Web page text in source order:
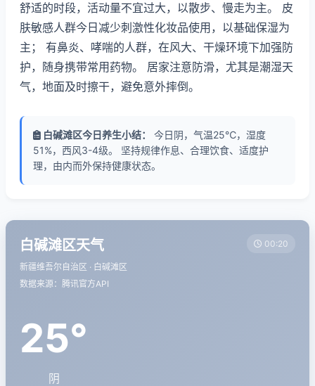
舒适的时段，活动量不宜过大，以散步、慢走为主。 皮
肤敏感人群今日减少刺激性化妆品使用，以基础保湿为
主； 有鼻炎、哮喘的人群，在风大、干燥环境下加强防
护，随身携带常用药物。 居家注意防滑，尤其是潮湿天
气，地面及时擦干，避免意外摔倒。
白碱滩区今日养生小结：
今日阴，气温25℃，湿度
51%，西风3-4级。 坚持规律作息、合理饮食、适度护
理，由内而外保持健康状态。
白碱滩区天气
新疆维吾尔自治区 · 白碱滩区
数据来源：腾讯官方API
00:20
25°
阴